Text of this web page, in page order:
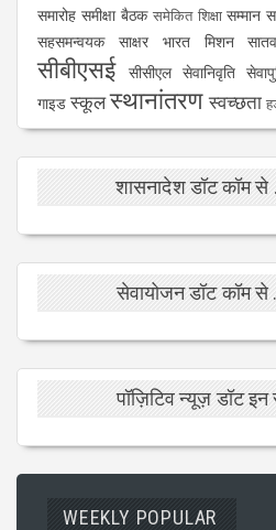
समारोह समीक्षा बैठक समेकित शिक्षा सम्मान
सहसमन्वयक
साक्षर भारत मिशन
सीबीएसई सीसीएल सेवानिवृति
गाइड स्कूलस्थानांतरण स्वच्छता
शासनादेश डॉट कॉम से
सेवायोजन डॉट कॉम से
पॉज़िटिव न्यूज़ डॉट इन
WEEKLY POPULAR